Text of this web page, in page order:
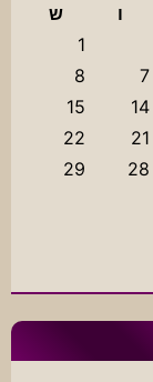
ו
ש
1
7
8
14
15
21
22
28
29